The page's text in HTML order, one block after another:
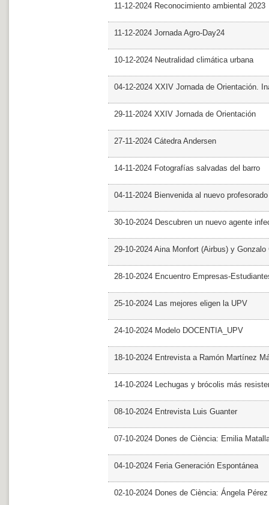
11-12-2024 Reconocimiento ambiental 2023
11-12-2024 Jornada Agro-Day24
10-12-2024 Neutralidad climática urbana
04-12-2024 XXIV Jornada de Orientación.
29-11-2024 XXIV Jornada de Orientación
27-11-2024 Cátedra Andersen
14-11-2024 Fotografías salvadas del barro
04-11-2024 Bienvenida al nuevo profesorado
30-10-2024 Descubren un nuevo agente
29-10-2024 Aina Monfort (Airbus) y
28-10-2024 Encuentro Empresas-
25-10-2024 Las mejores eligen la UPV
24-10-2024 Modelo DOCENTIA_UPV
18-10-2024 Entrevista a Ramón Martínez
14-10-2024 Lechugas y brócolis más
08-10-2024 Entrevista Luis Guanter
07-10-2024 Dones de Ciència: Emilia
04-10-2024 Feria Generación Espontánea
02-10-2024 Dones de Ciència: Ángela Pérez